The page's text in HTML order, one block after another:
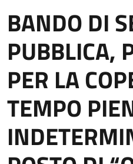
BANDO DI
PUBBLICA,
PER LA
TEMPO